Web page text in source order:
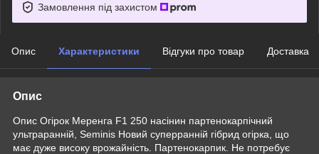
Замовлення під захистом
Опис Характеристики Відгуки про товар Доставка
Опис
Опис Огірок Меренга F1 250 насінин партенокарпічний
ультраранній, Seminis Новий суперранній гібрид огірка, що
має дуже високу врожайність. Партенокарпик. Не потребує